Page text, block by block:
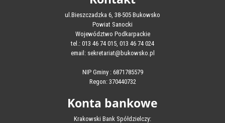
ul.Bieszczadzka 6, 38-505 Bukowsko
Powiat Sanocki
Województwo Podkarpackie
tel.: 013 46 74 015, 013 46 74 024
email: sekretariat@bukowsko.pl
NIP Gminy : 6871785579
Regon: 370440732
Konta bankowe
Krakowski Bank Spółdzielczy: